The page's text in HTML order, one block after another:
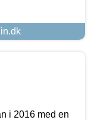
i 2016 med en